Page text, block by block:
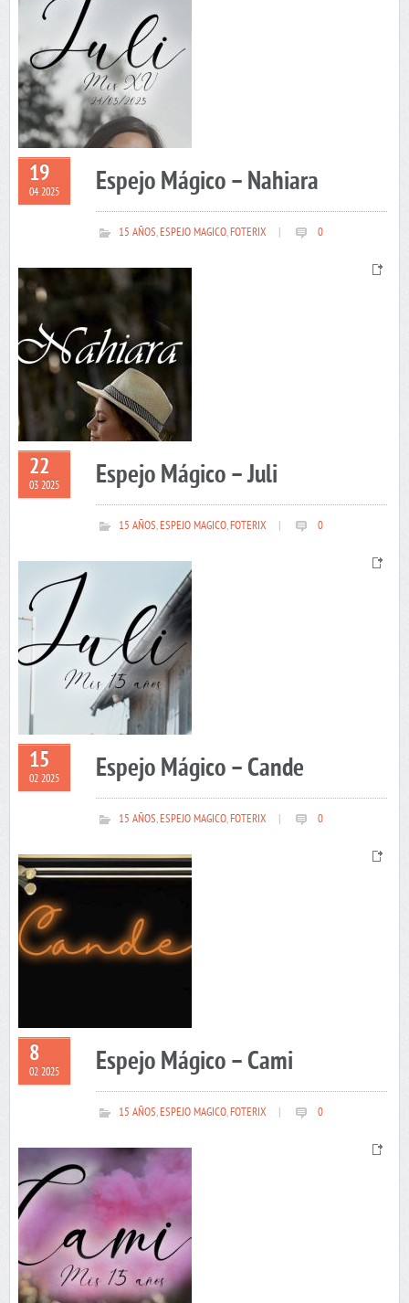
19
04 2025 Espejo Mágico – Nahiara
15 AÑOS,ESPEJO MAGICO,FOTERIX 0
22
03 2025 Espejo Mágico – Juli
15 AÑOS,ESPEJO MAGICO,FOTERIX 0
15
02 2025 Espejo Mágico – Cande
15 AÑOS,ESPEJO MAGICO,FOTERIX 0
8
02 2025 Espejo Mágico – Cami
15 AÑOS,ESPEJO MAGICO,FOTERIX 0